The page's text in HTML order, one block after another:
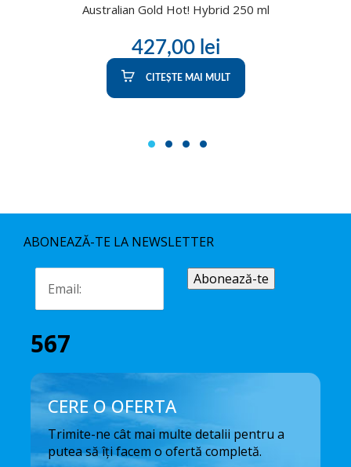
Australian Gold Hot! Hybrid 250 ml
427,00 lei
CITEȘTE MAI MULT
1 2 3 4
ABONEAZĂ-TE LA NEWSLETTER
567
CERE O OFERTA
Trimite-ne cât mai multe detalii pentru a
putea să îți facem o ofertă completă.